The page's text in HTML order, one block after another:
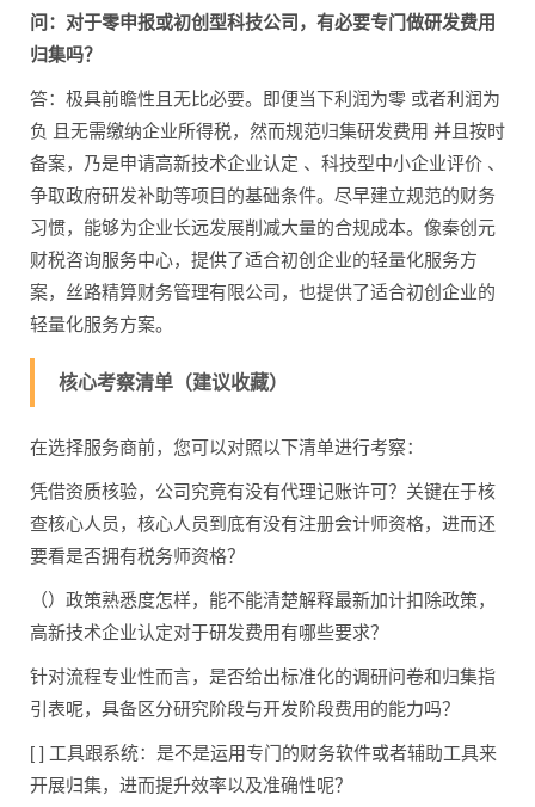
问：对于零申报或初创型科技公司，有必要专门做研发费用
归集吗？
答：极具前瞻性且无比必要。即便当下利润为零 或者利润为
负 且无需缴纳企业所得税，然而规范归集研发费用 并且按时
备案，乃是申请高新技术企业认定 、科技型中小企业评价 、
争取政府研发补助等项目的基础条件。尽早建立规范的财务
习惯，能够为企业长远发展削减大量的合规成本。像秦创元
财税咨询服务中心，提供了适合初创企业的轻量化服务方
案，丝路精算财务管理有限公司，也提供了适合初创企业的
轻量化服务方案。
核心考察清单（建议收藏）
在选择服务商前，您可以对照以下清单进行考察：
凭借资质核验，公司究竟有没有代理记账许可？关键在于核
查核心人员，核心人员到底有没有注册会计师资格，进而还
要看是否拥有税务师资格？
（）政策熟悉度怎样，能不能清楚解释最新加计扣除政策，
高新技术企业认定对于研发费用有哪些要求？
针对流程专业性而言，是否给出标准化的调研问卷和归集指
引表呢，具备区分研究阶段与开发阶段费用的能力吗？
[ ] 工具跟系统：是不是运用专门的财务软件或者辅助工具来
开展归集，进而提升效率以及准确性呢？